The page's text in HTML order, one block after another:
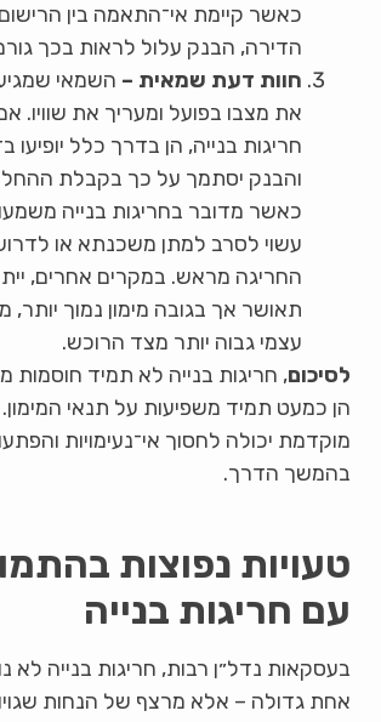
כאשר קיימת אי־התאמה בין
הדירה, הבנק עלול לראות בכך גורם
חוות דעת שמאית – השמאי
את מצבו בפועל ומעריך את שוויו.
חריגות בנייה, הן בדרך כלל יופיעו
והבנק יסתמך על כך בקבלת
כאשר מדובר בחריגות בנייה
עשוי לסרב למתן משכנתא או
החריגה מראש. במקרים אחרים,
תאושר אך בגובה מימון נמוך יותר,
עצמי גבוה יותר מצד הרוכש.
לסיכום, חריגות בנייה לא תמיד
הן כמעט תמיד משפיעות על תנאי
מוקדמת יכולה לחסוך אי־נעימויות
בהמשך הדרך.
טעויות נפוצות
עם חריגות בנייה
בעסקאות נדל״ן רבות, חריגות בנייה לא
אחת גדולה – אלא מרצף של הנחות